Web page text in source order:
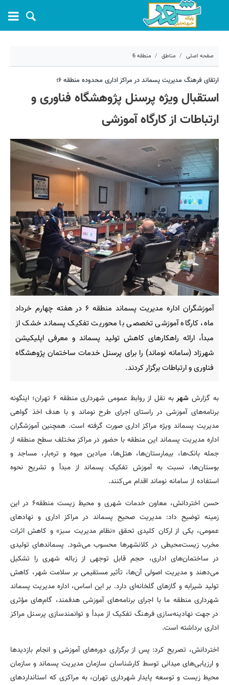
صفحه اصلی مناطق منطقه 6
۱ تیر ۱۴۰۵ - ۰۶:۴۹
کد مطلب: 82233
ارتقای فرهنگ مدیریت پسماند در مراکز اداری محدوده منطقه ۶؛
استقبال ویژه پرسنل پژوهشگاه فناوری و
ارتباطات از کارگاه آموزشی
آموزشگران اداره مدیریت پسماند منطقه ۶ در هفته چهارم خرداد
ماه، کارگاه آموزشی تخصصی با محوریت تفکیک پسماند خشک از
مبدأ، ارائه راهکارهای کاهش تولید پسماند و معرفی اپلیکیشن
شهرزاد (سامانه نوماند) را برای پرسنل خدمات ساختمان پژوهشگاه
فناوری و ارتباطات برگزار کردند.
به گزارش شهر
به نقل از روابط عمومی شهرداری منطقه ۶ تهران؛ اینگونه
برنامه‌های آموزشی در راستای اجرای طرح نوماند و با هدف اخذ گواهی
مدیریت پسماند ویژه مراکز اداری صورت گرفته است. همچنین آموزشگران
اداره مدیریت پسماند این منطقه با حضور در مراکز مختلف سطح منطقه از
جمله بانک‌ها، بیمارستان‌ها، هتل‌ها، میادین میوه و تره‌بار، مساجد و
بوستان‌ها، نسبت به آموزش تفکیک پسماند از مبدأ و تشریح نحوه
استفاده از سامانه نوماند اقدام می‌کنند.
حسن اختردانش، معاون خدمات شهری و محیط زیست منطقه۶ در این
زمینه توضیح داد: مدیریت صحیح پسماند در مراکز اداری و نهادهای
عمومی، یکی از ارکان کلیدی تحقق «نظام مدیریت سبز» و کاهش اثرات
مخرب زیست‌محیطی در کلانشهرها محسوب می‌شود. پسماندهای تولیدی
در ساختمان‌های اداری، حجم قابل توجهی از زباله شهری را تشکیل
می‌دهند و مدیریت اصولی آن‌ها، تأثیر مستقیمی بر سلامت شهر، کاهش
تولید شیرابه و گازهای گلخانه‌ای دارد. بر این اساس، اداره مدیریت پسماند
شهرداری منطقه ما با اجرای برنامه‌های آموزشی هدفمند، گام‌های مؤثری
در جهت نهادینه‌سازی فرهنگ تفکیک از مبدأ و توانمندسازی پرسنل مراکز
اداری برداشته است.
اختردانش، تصریح کرد: پس از برگزاری دوره‌های آموزشی و انجام بازدیدها
و ارزیابی‌های میدانی توسط کارشناسان سازمان مدیریت پسماند و سازمان
محیط زیست و توسعه پایدار شهرداری تهران، به مراکزی که استانداردهای